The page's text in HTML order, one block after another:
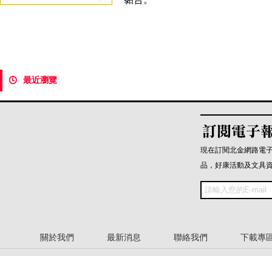
 最近瀏覽
現在訂閱北金網路電
品，好康活動及文具
關於我們 最新消息 聯絡我們 下載專